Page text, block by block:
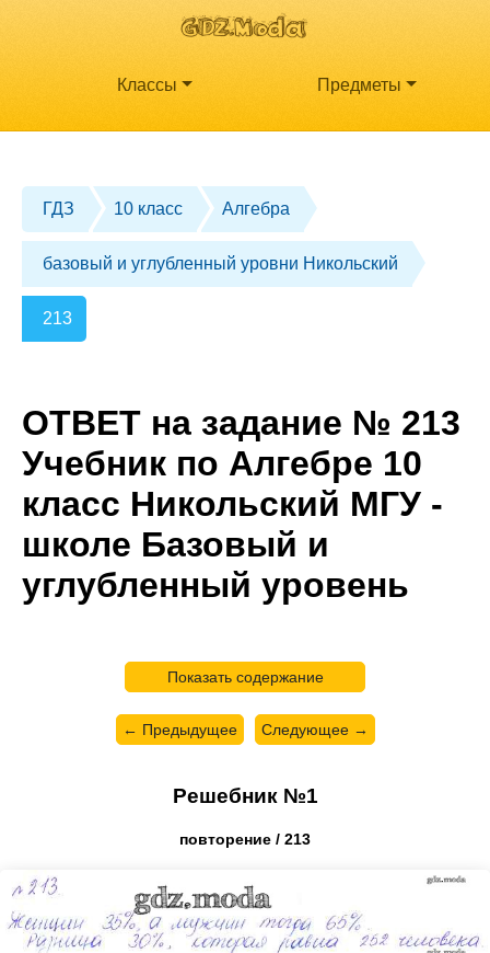
Классы Предметы
ГДЗ 10 класс Алгебра
базовый и углубленный уровни Никольский
213
ОТВЕТ на задание № 213
Учебник по Алгебре 10
класс Никольский МГУ -
школе Базовый и
углубленный уровень
Показать содержание
← Предыдущее Следующее →
Решебник №1
повторение / 213